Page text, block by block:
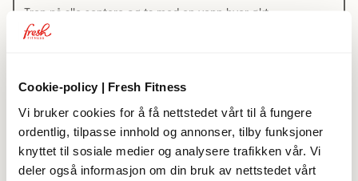
Cookie-policy | Fresh Fitness
Vi bruker cookies for å få nettstedet vårt til å fungere
ordentlig, tilpasse innhold og annonser, tilby funksjoner
knyttet til sosiale medier og analysere trafikken vår. Vi
deler også informasjon om din bruk av nettstedet vårt
Tren på alle sentere og ta med en venn hver økt
Prisen justeres til 549 kr/mnd etter 30.09.2026.
Detaljer